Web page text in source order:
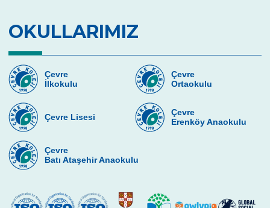
OKULLARIMIZ
Çevre
İlkokulu
Çevre
Ortaokulu
Çevre Lisesi
Çevre
Erenköy Anaokulu
Çevre
Batı Ataşehir Anaokulu